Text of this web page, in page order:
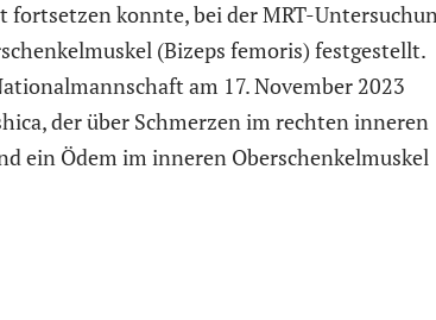
fortsetzen konnte, bei der MRT-
(Bizeps femoris) festgestellt.
am 17. November 2023
der über Schmerzen im rechten inneren
ein Ödem im inneren Oberschenkelmuskel